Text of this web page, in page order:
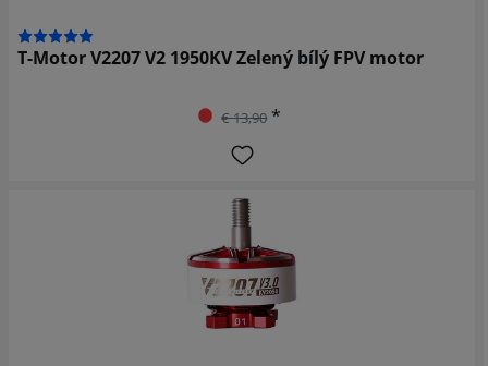
T-Motor V2207 V2 1950KV Zelený bílý FPV motor
€ 13,90 *